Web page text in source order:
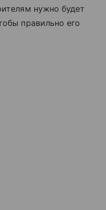
нужно будет
правильно его